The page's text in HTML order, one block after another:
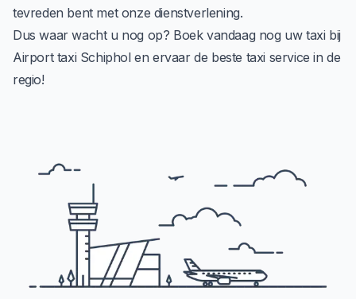
tevreden bent met onze dienstverlening.
Dus waar wacht u nog op? Boek vandaag nog uw taxi bij
Airport taxi Schipholen ervaar de beste taxi service in de
regio!